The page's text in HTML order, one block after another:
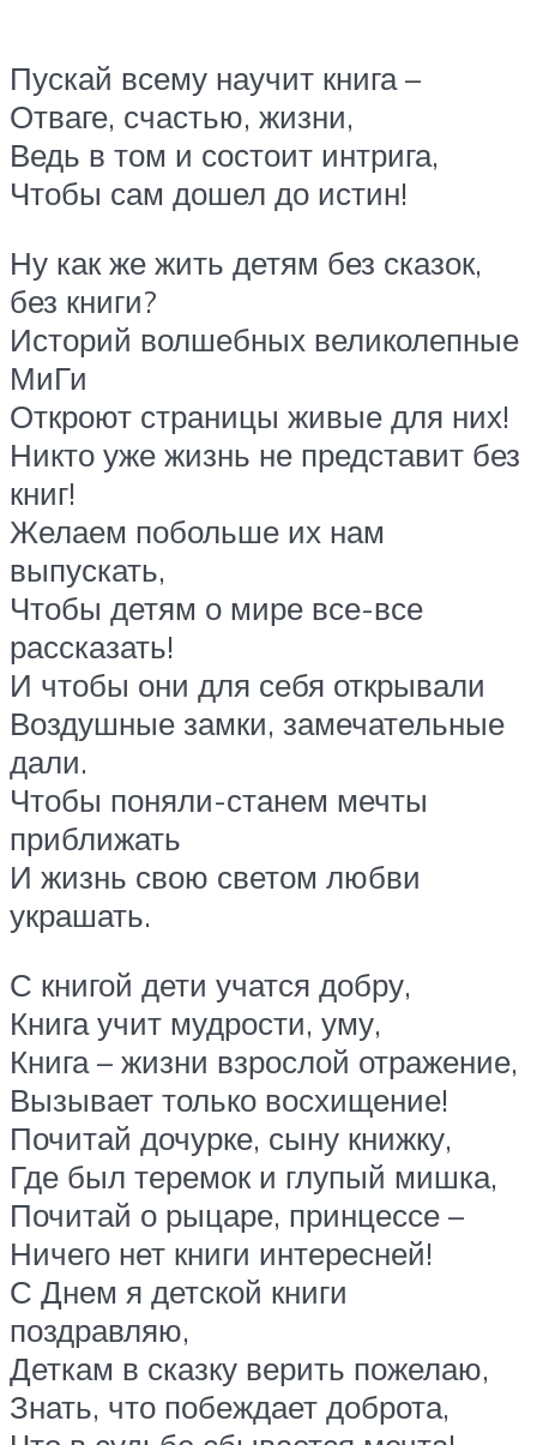
Пускай всему научит книга –
Отваге, счастью, жизни,
Ведь в том и состоит интрига,
Чтобы сам дошел до истин!
Ну как же жить детям без сказок,
без книги?
Историй волшебных великолепные
МиГи
Откроют страницы живые для них!
Никто уже жизнь не представит без
книг!
Желаем побольше их нам
выпускать,
Чтобы детям о мире все-все
рассказать!
И чтобы они для себя открывали
Воздушные замки, замечательные
дали.
Чтобы поняли-станем мечты
приближать
И жизнь свою светом любви
украшать.
С книгой дети учатся добру,
Книга учит мудрости, уму,
Книга – жизни взрослой отражение,
Вызывает только восхищение!
Почитай дочурке, сыну книжку,
Где был теремок и глупый мишка,
Почитай о рыцаре, принцессе –
Ничего нет книги интересней!
С Днем я детской книги
поздравляю,
Деткам в сказку верить пожелаю,
Знать, что побеждает доброта,